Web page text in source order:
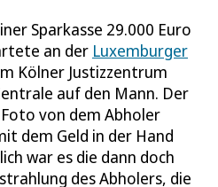
Sparkasse 29.000 Euro
an der Luxemburger
Kölner Justizzentrum
auf den Mann. Der
von dem Abholer
dem Geld in der Hand
war es die dann doch
des Abholers, die